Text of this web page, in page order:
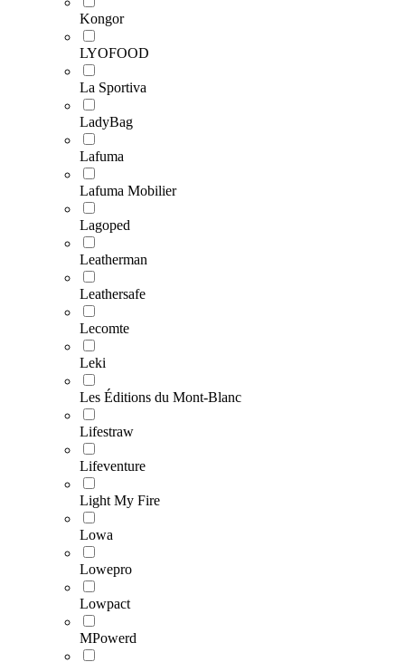
Kongor
LYOFOOD
La Sportiva
LadyBag
Lafuma
Lafuma Mobilier
Lagoped
Leatherman
Leathersafe
Lecomte
Leki
Les Éditions du Mont-Blanc
Lifestraw
Lifeventure
Light My Fire
Lowa
Lowepro
Lowpact
MPowerd